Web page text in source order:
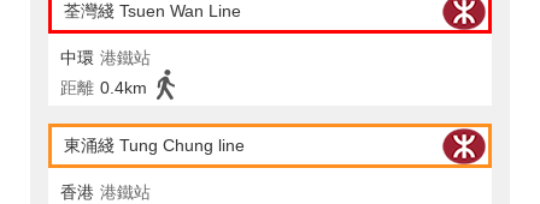
荃灣綫 Tsuen Wan Line
中環 港鐵站
距離 0.4km
東涌綫 Tung Chung line
香港 港鐵站